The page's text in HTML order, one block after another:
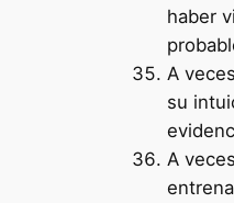
haber
A
su
A